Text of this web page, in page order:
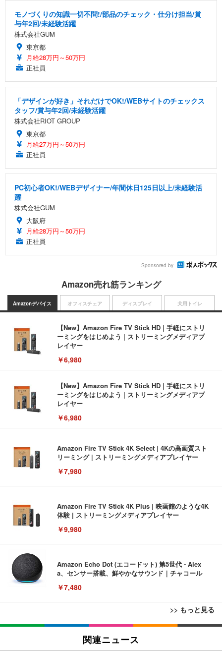
モノづくりの知識一切不問!/部品のチェック・仕分け担当/賞
与年2回/未経験活躍
株式会社GUM
東京都
月給28万円～50万円
正社員
「デザインが好き」それだけでOK!/WEBサイトのチェックス
タッフ/賞与年2回/未経験活躍
株式会社RIOT GROUP
東京都
月給27万円～50万円
正社員
PC初心者OK!/WEBデザイナー/年間休日125日以上/未経験活
躍
株式会社GUM
大阪府
月給28万円～50万円
正社員
Sponsored by
Amazon売れ筋ランキング
Amazonデバイス
【New】Amazon Fire TV Stick HD | 手軽にストリ
ーミングをはじめよう | ストリーミングメディアプ
レイヤー
￥6,980
【New】Amazon Fire TV Stick HD | 手軽にストリ
ーミングをはじめよう | ストリーミングメディアプ
レイヤー
￥6,980
Amazon Fire TV Stick 4K Select | 4Kの高画質スト
リーミング | ストリーミングメディアプレイヤー
￥7,980
Amazon Fire TV Stick 4K Plus | 映画館のような4K
体験 | ストリーミングメディアプレイヤー
￥9,980
Amazon Echo Dot (エコードット) 第5世代 - Alex
a、センサー搭載、鮮やかなサウンド｜チャコール
￥7,480
>> もっと見る
オフィスチェア
[EdoErgo] オフィスチェア 椅子 テレワーク 疲れな
い 跳ね上げ式アームレスト コンパクト 約105度ロッ
キング pc 事務椅子 360度回転 座面昇降 強化ナイロ
ディスプレイ
EIZO ビジネス向けプレミアムモニター | FlexScan
EV3240X-WT | 31.5型4K UHD・USB Type-C・ホワ
犬用トイレ
Amazonベーシック ペットシーツ 薄型 レギュラー 1
回使い捨て 無香料 ホワイト 300枚
関連ニュース